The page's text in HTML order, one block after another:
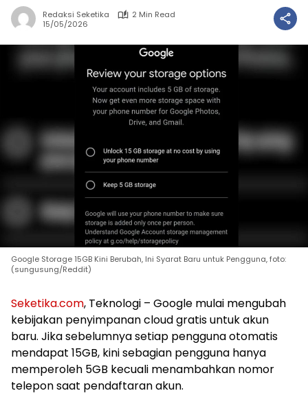
Redaksi Seketika
2 Min Read
15/05/2026
Google Storage 15GB Kini Berubah, Ini Syarat Baru untuk Pengguna, foto:
(sungusung/Reddit)
Seketika.com, Teknologi – Google mulai mengubah
kebijakan penyimpanan cloud gratis untuk akun
baru. Jika sebelumnya setiap pengguna otomatis
mendapat 15GB, kini sebagian pengguna hanya
memperoleh 5GB kecuali menambahkan nomor
telepon saat pendaftaran akun.